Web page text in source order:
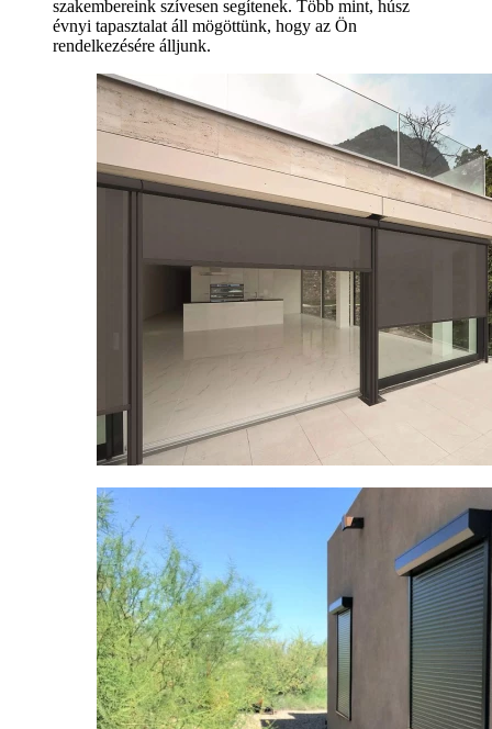
szakembereink szívesen segítenek. Több mint, húsz
évnyi tapasztalat áll mögöttünk, hogy az Ön
rendelkezésére álljunk.